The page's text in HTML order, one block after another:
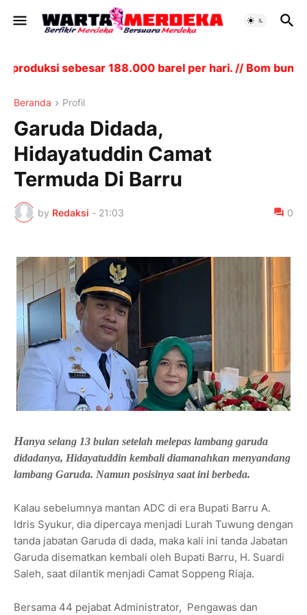
sebesar 188.000 barel per hari. // Bom bunuh
Beranda Profil
Garuda Didada,
Hidayatuddin Camat
Termuda Di Barru
by Redaksi - 21:03 0
Hanya selang 13 bulan setelah melepas lambang garuda
didadanya, Hidayatuddin kembali diamanahkan menyandang
lambang Garuda. Namun posisinya saat ini berbeda.
Kalau sebelumnya mantan ADC di era Bupati Barru A.
Idris Syukur, dia dipercaya menjadi Lurah Tuwung dengan
tanda jabatan Garuda di dada, maka kali ini tanda Jabatan
Garuda disematkan kembali oleh Bupati Barru, H. Suardi
Saleh, saat dilantik menjadi Camat Soppeng Riaja.
Bersama 44 pejabat Administrator, Pengawas dan